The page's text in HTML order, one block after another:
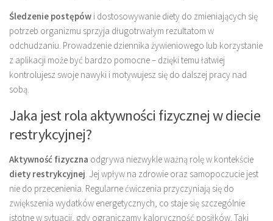
Śledzenie postępów i dostosowywanie diety do zmieniających się
potrzeb organizmu sprzyja długotrwałym rezultatom w
odchudzaniu. Prowadzenie dziennika żywieniowego lub korzystanie
z aplikacji może być bardzo pomocne – dzięki temu łatwiej
kontrolujesz swoje nawyki i motywujesz się do dalszej pracy nad
sobą.
Jaka jest rola aktywności fizycznej w diecie
restrykcyjnej?
Aktywność fizyczna odgrywa niezwykle ważną rolę w kontekście
diety restrykcyjnej. Jej wpływ na zdrowie oraz samopoczucie jest
nie do przecenienia. Regularne ćwiczenia przyczyniają się do
zwiększenia wydatków energetycznych, co staje się szczególnie
istotne w sytuacji, gdy ograniczamy kaloryczność posiłków. Taki